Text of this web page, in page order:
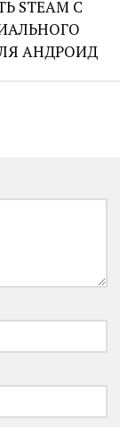
STEAM С
АНДРОИД